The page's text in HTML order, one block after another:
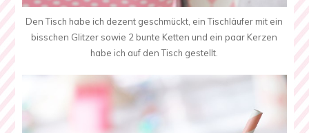
Den Tisch habe ich dezent geschmückt, ein Tischläufer mit ein
bisschen Glitzer sowie 2 bunte Ketten und ein paar Kerzen
habe ich auf den Tisch gestellt.